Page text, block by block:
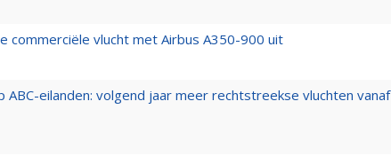
commerciële vlucht met Airbus A350-900 uit
ABC-eilanden: volgend jaar meer rechtstreekse vluchten vanaf